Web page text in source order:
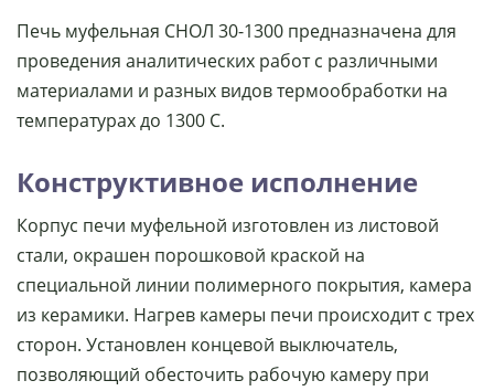
Печь муфельная СНОЛ 30-1300 предназначена для
проведения аналитических работ с различными
материалами и разных видов термообработки на
температурах до 1300 С.
Конструктивное исполнение
Корпус печи муфельной изготовлен из листовой
стали, окрашен порошковой краской на
специальной линии полимерного покрытия, камера
из керамики. Нагрев камеры печи происходит с трех
сторон. Установлен концевой выключатель,
позволяющий обесточить рабочую камеру при